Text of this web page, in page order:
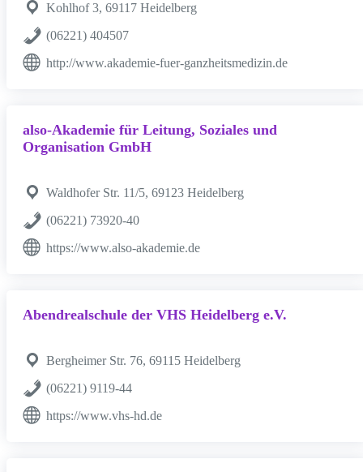
Kohlhof 3, 69117 Heidelberg
(06221) 404507
http://www.akademie-fuer-ganzheitsmedizin.de
also-Akademie für Leitung, Soziales und
Organisation GmbH
Waldhofer Str. 11/5, 69123 Heidelberg
(06221) 73920-40
https://www.also-akademie.de
Abendrealschule der VHS Heidelberg e.V.
Bergheimer Str. 76, 69115 Heidelberg
(06221) 9119-44
https://www.vhs-hd.de